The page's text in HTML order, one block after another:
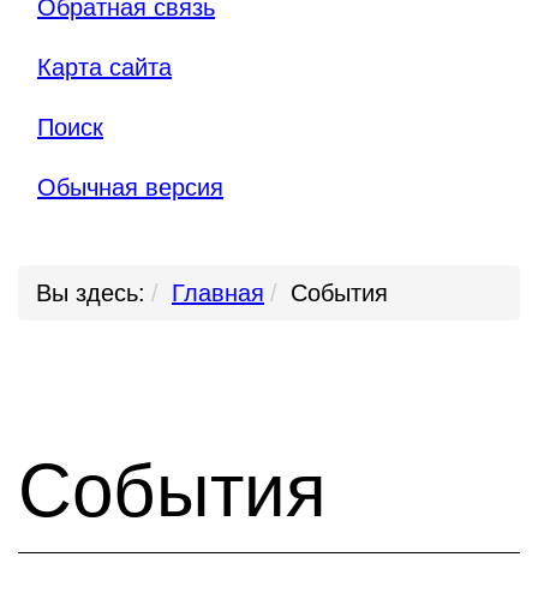
Обратная связь
Карта сайта
Поиск
Обычная версия
Вы здесь: Главная События
События